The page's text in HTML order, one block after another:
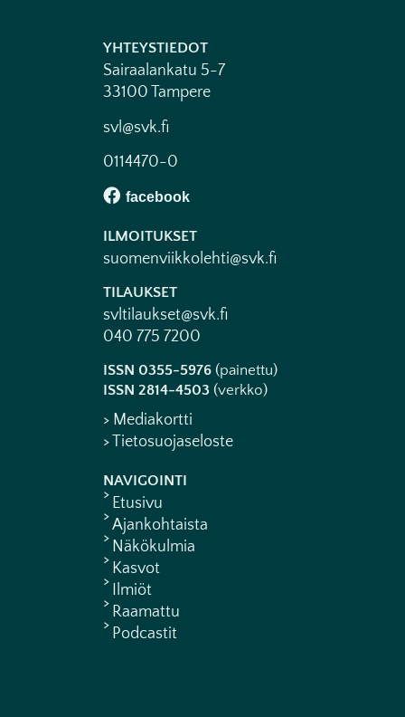
YHTEYSTIEDOT
Sairaalankatu 5-7
33100 Tampere
svl@svk.fi
0114470-0
ILMOITUKSET
suomenviikkolehti@svk.fi
TILAUKSET
svltilaukset@svk.fi
040 775 7200
ISSN 0355-5976 (painettu)
ISSN 2814-4503 (verkko)
> Mediakortti
> Tietosuojaseloste
NAVIGOINTI
Etusivu
Ajankohtaista
Näkökulmia
Kasvot
Ilmiöt
Raamattu
Podcastit